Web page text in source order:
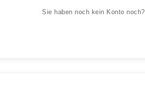
Sie haben noch kein Konto noch?